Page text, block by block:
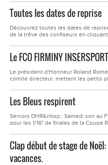
Toutes les dates de reprise
Découvrez toutes les dates de
de la trêve des confiseurs en
Le FCO FIRMINY
Le président d'Honneur Roland
comité directeur, mettent les petits
club et sa page Facebook.C'est
vétérans, U19, féminines, dirigeants,...
Les Bleus respirent
Seniors DHR&nbsp;: Samedi soir au
pour les 1/16° de finales de la
Ardèche.L'équipe a réalisé un match
sur penalty et, un second après une
Clap début de stage de
vacances.